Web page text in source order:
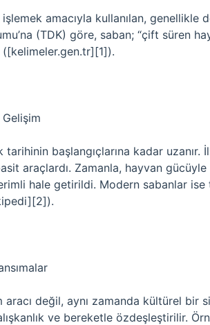
işlemek amacıyla kullanılan,
(TDK) göre, saban; “çift süren
([kelimeler.gen.tr][1]).
tarihinin başlangıçlarına kadar uzanır.
araçlardı. Zamanla, hayvan
hale getirildi. Modern sabanlar ise
aracı değil, aynı zamanda kültürel bir
ve bereketle özdeşleştirilir.